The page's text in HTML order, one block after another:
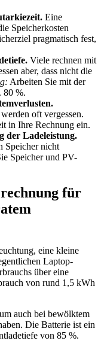
Eine
Speicherkosten
pragmatisch fest,
Viele rechnen mit
aber, dass nicht die
Arbeiten Sie mit der
80 %.
oft vergessen.
in Ihre Rechnung ein.
der Ladeleistung.
Speicher nicht
Speicher und PV-
für
eine kleine
Laptop-
über eine
von rund 1,5 kWh
auch bei bewölktem
Die Batterie ist ein
von 85 %.